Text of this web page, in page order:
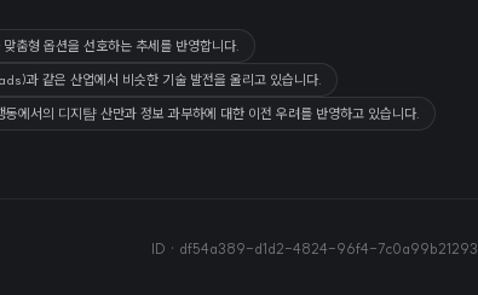
춤형 옵션을 선호하는 추세를 반영합니다.
과 같은 산업에서 비슷한 기술 발전을 울리고 있습니다.
에서의 디지턈 산만과 정보 과부하에 대한 이전 우려를 반영하고 있습니다.
ID · df54a389-d1d2-4824-96f4-7c0a99b21293